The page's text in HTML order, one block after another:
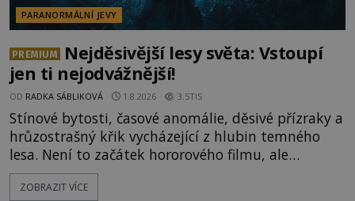
PARANORMÁLNÍ JEVY
PREMIUM
Nejděsivější lesy světa: Vstoupí
jen ti nejodvážnější!
OD RADKA SÁBLIKOVÁ 1.8.2026 3.5TIS
Stínové bytosti, časové anomálie, děsivé přízraky a
hrůzostrašný křik vycházející z hlubin temného
lesa. Není to začátek hororového filmu, ale
události, které popisují návštěvníci lesů, které jsou
označovány jako nejděsivější na světě. Lidé bydlící
ZOBRAZIT VÍCE